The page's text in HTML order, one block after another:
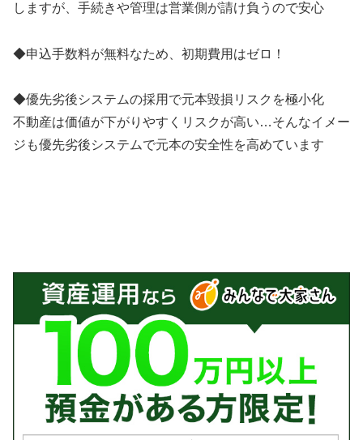
しますが、手続きや管理は営業側が請け負うので安心
◆申込手数料が無料なため、初期費用はゼロ！
◆優先劣後システムの採用で元本毀損リスクを極小化
不動産は価値が下がりやすくリスクが高い…そんなイメー
ジも優先劣後システムで元本の安全性を高めています